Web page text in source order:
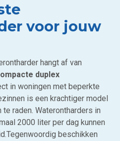
voor jouw
hangt af van
duplex
in woningen met beperkte
is een krachtiger model
raden. Waterontharders in
2000 liter per dag kunnen
beschikken